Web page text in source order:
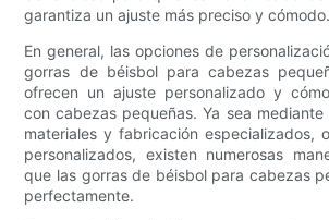
garantiza un ajuste más preciso y cómodo.
En general, las opciones de
gorras de béisbol para cabezas
ofrecen un ajuste personalizado y
con cabezas pequeñas. Ya sea mediante
materiales y fabricación especializados,
personalizados, existen numerosas
que las gorras de béisbol para cabezas
perfectamente.